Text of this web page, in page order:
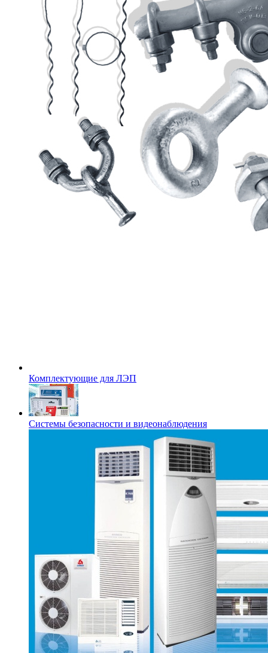
Комплектующие для ЛЭП
Системы безопасности и видеонаблюдения